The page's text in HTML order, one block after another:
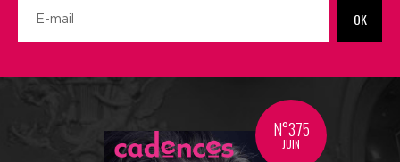
OK
N°375
JUIN